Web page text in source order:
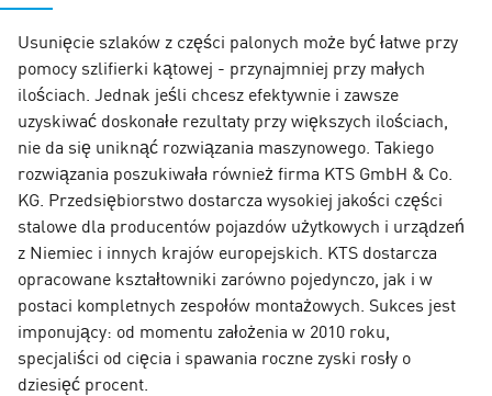
Usunięcie szlaków z części palonych może być łatwe przy
pomocy szlifierki kątowej - przynajmniej przy małych
ilościach. Jednak jeśli chcesz efektywnie i zawsze
uzyskiwać doskonałe rezultaty przy większych ilościach,
nie da się uniknąć rozwiązania maszynowego. Takiego
rozwiązania poszukiwała również firma KTS GmbH & Co.
KG. Przedsiębiorstwo dostarcza wysokiej jakości części
stalowe dla producentów pojazdów użytkowych i urządzeń
z Niemiec i innych krajów europejskich. KTS dostarcza
opracowane kształtowniki zarówno pojedynczo, jak i w
postaci kompletnych zespołów montażowych. Sukces jest
imponujący: od momentu założenia w 2010 roku,
specjaliści od cięcia i spawania roczne zyski rosły o
dziesięć procent.